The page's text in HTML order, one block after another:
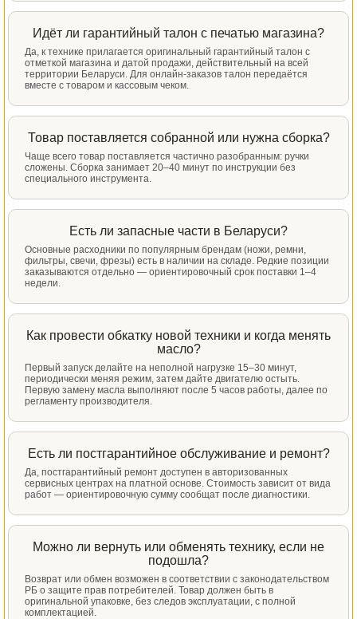
Идёт ли гарантийный талон с печатью магазина?
Да, к технике прилагается оригинальный гарантийный талон с
отметкой магазина и датой продажи, действительный на всей
территории Беларуси. Для онлайн-заказов талон передаётся
вместе с товаром и кассовым чеком.
Товар поставляется собранной или нужна сборка?
Чаще всего товар поставляется частично разобранным: ручки
сложены. Сборка занимает 20–40 минут по инструкции без
специального инструмента.
Есть ли запасные части в Беларуси?
Основные расходники по популярным брендам (ножи, ремни,
фильтры, свечи, фрезы) есть в наличии на складе. Редкие позиции
заказываются отдельно — ориентировочный срок поставки 1–4
недели.
Как провести обкатку новой техники и когда менять
масло?
Первый запуск делайте на неполной нагрузке 15–30 минут,
периодически меняя режим, затем дайте двигателю остыть.
Первую замену масла выполняют после 5 часов работы, далее по
регламенту производителя.
Есть ли постгарантийное обслуживание и ремонт?
Да, постгарантийный ремонт доступен в авторизованных
сервисных центрах на платной основе. Стоимость зависит от вида
работ — ориентировочную сумму сообщат после диагностики.
Можно ли вернуть или обменять технику, если не
подошла?
Возврат или обмен возможен в соответствии с законодательством
РБ о защите прав потребителей. Товар должен быть в
оригинальной упаковке, без следов эксплуатации, с полной
комплектацией.